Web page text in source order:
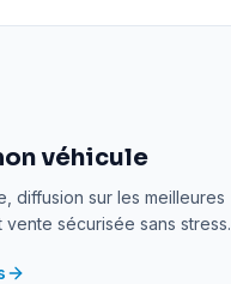
véhicule
diffusion sur les meilleures
sécurisée sans stress.